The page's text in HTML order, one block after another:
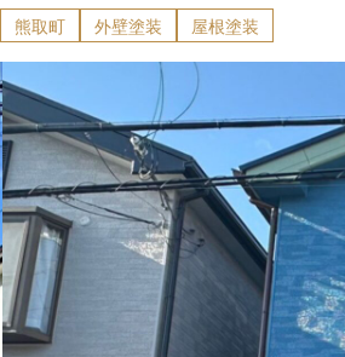
熊取町 外壁塗装 屋根塗装